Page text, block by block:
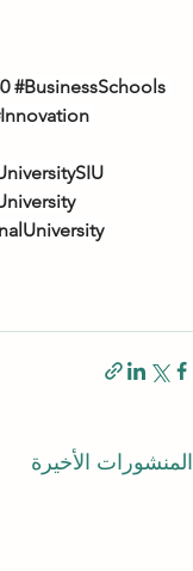
#BusinessSchools
المنشورات الأخيرة